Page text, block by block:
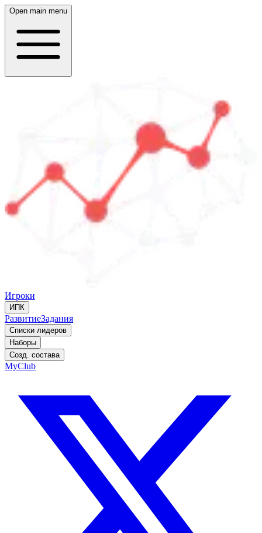
Open main menu
Игроки
ИПК
РазвитиеЗадания
Списки лидеров
Наборы
Созд. состава
MyClub